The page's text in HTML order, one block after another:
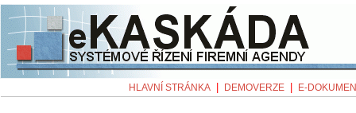
HLAVNÍ STRÁNKA DEMOVERZE E-